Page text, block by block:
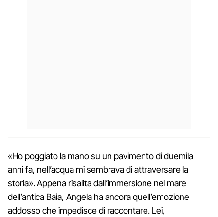
«Ho poggiato la mano su un pavimento di duemila
anni fa, nell’acqua mi sembrava di attraversare la
storia». Appena risalita dall’immersione nel mare
dell’antica Baia, Angela ha ancora quell’emozione
addosso che impedisce di raccontare. Lei,